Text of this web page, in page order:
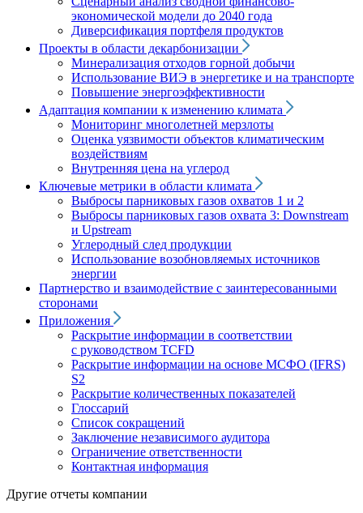
экономической модели до 2040 года
Диверсификация портфеля продуктов
Проекты в области декарбонизации
Минерализация отходов горной добычи
Использование ВИЭ в энергетике и на транспорте
Повышение энергоэффективности
Адаптация компании к изменению климата
Мониторинг многолетней мерзлоты
Оценка уязвимости объектов климатическим
воздействиям
Внутренняя цена на углерод
Ключевые метрики в области климата
Выбросы парниковых газов охватов 1 и 2
Выбросы парниковых газов охвата 3: Downstream
и Upstream
Углеродный след продукции
Использование возобновляемых источников
энергии
Партнерство и взаимодействие с заинтересованными
сторонами
Приложения
Раскрытие информации в соответствии
с руководством TCFD
Раскрытие информации на основе МСФО (IFRS)
S2
Раскрытие количественных показателей
Глоссарий
Список сокращений
Заключение независимого аудитора
Ограничение ответственности
Контактная информация
Другие отчеты компании